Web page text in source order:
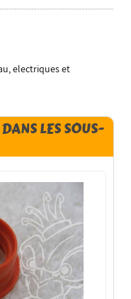
electriques et
LES SOUS-